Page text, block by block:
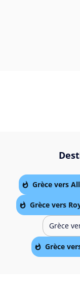
Grèce vers
Grèce vers
Grèce
Grèce